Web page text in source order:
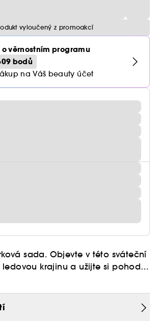
vyloučený z promoakcí
věrnostním programu
bodů
na Váš beauty účet
sada. Objevte v této sváteční
ledovou krajinu a užijte si pohodlí
dobrými vlasy. Vytvořte si svou
fantazii s dárkovou sadou ghd
sada obsahuje ghd gold®
Styler, kartáč ghd the all-